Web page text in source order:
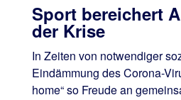
Sport bereichert
der Krise
In Zeiten von notwendiger
Eindämmung des Corona-
home“ so Freude an